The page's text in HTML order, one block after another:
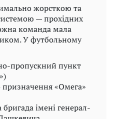
жорсткою та
— прохідних
команда мала
У футбольному
пропускний пункт
призначення «Омега»
імені генерал-